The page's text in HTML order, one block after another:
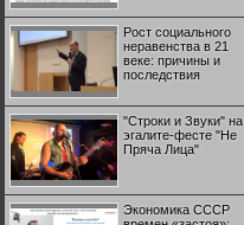
Рост социального
неравенства в 21
веке: причины и
последствия
"Строки и Звуки" на
эгалите-фесте "Не
Пряча Лица"
Экономика СССР